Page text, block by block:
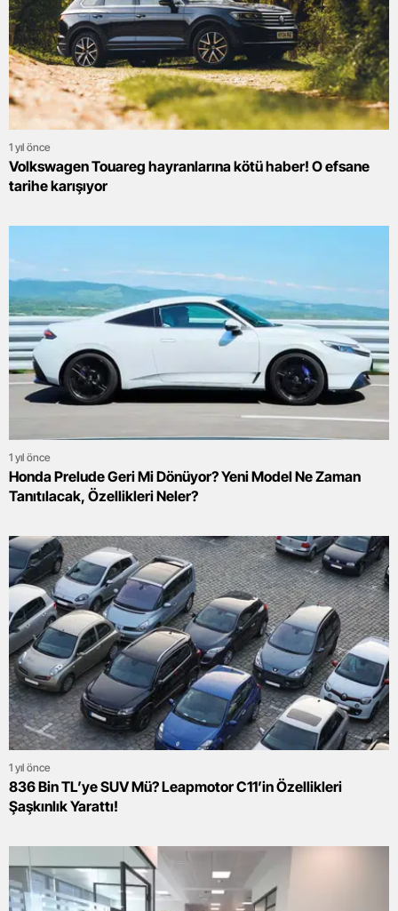
1 yıl önce
Volkswagen Touareg hayranlarına kötü haber! O efsane
tarihe karışıyor
1 yıl önce
Honda Prelude Geri Mi Dönüyor? Yeni Model Ne Zaman
Tanıtılacak, Özellikleri Neler?
1 yıl önce
836 Bin TL’ye SUV Mü? Leapmotor C11’in Özellikleri
Şaşkınlık Yarattı!